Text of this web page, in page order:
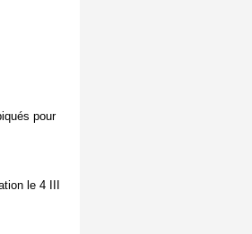
pour
le 4 III